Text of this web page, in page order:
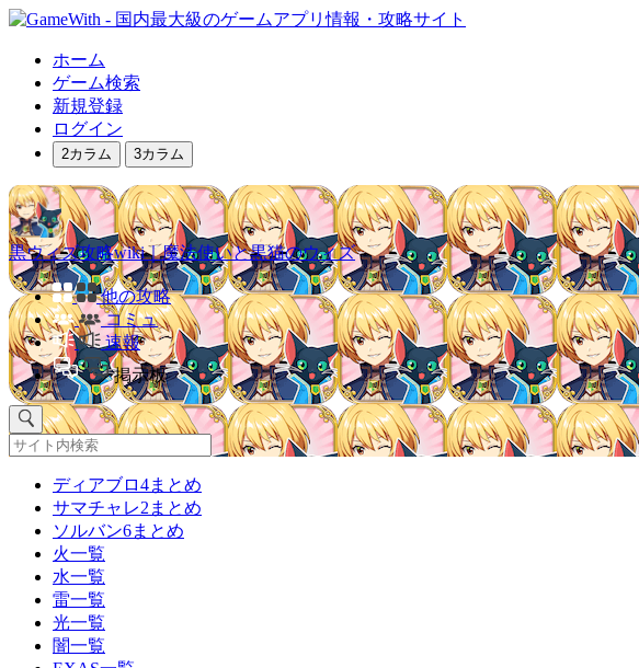
ホーム
ゲーム検索
新規登録
ログイン
2カラム 3カラム
黒ウィズ攻略wiki｜魔法使いと黒猫のウィズ
他の攻略
コミュ
速報
掲示板
ディアブロ4まとめ
サマチャレ2まとめ
ソルバン6まとめ
火一覧
水一覧
雷一覧
光一覧
闇一覧